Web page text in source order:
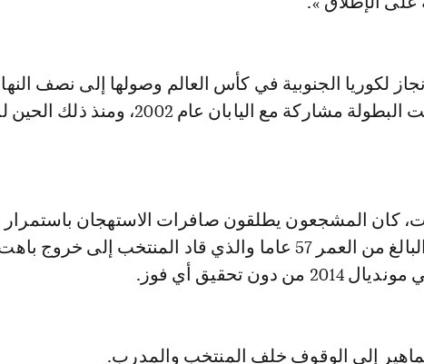
لكوريا الجنوبية في كأس العالم وصولها إلى نصف
عندما استضافت البطولة مشاركة مع اليابان عام 2002،
كان المشجعون يطلقون صافرات الاستهجان
المدرب هونغ البالغ من العمر 57 عاما والذي قاد المنتخب إلى
دون تحقيق أي فوز.
إلى الوقوف خلف المنتخب والمدرب.